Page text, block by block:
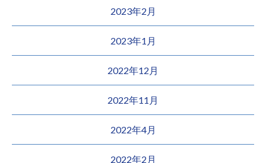
2023年2月
2023年1月
2022年12月
2022年11月
2022年4月
2022年2月